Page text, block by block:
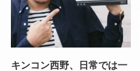
キンコン西野、日常では一